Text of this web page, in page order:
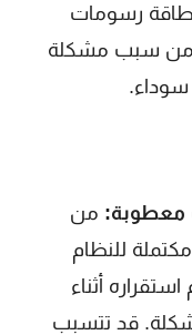
رسومات
من سبب مشكلة
معطوبة: من
للنظام
أثناء
قد تتسبب